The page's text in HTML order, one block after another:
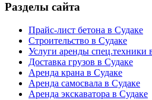
Разделы сайта
Прайс-лист бетона в Судаке
Строительство в Судаке
Услуги аренды спец.техники
Доставка грузов в Судаке
Аренда крана в Судаке
Аренда самосвала в Судаке
Аренда экскаватора в Судаке